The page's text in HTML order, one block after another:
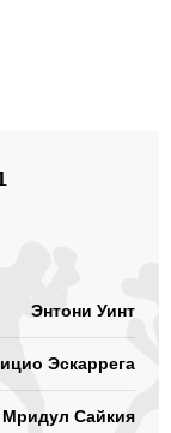
Энтони Уинт
Эскаррега
Мридул Сайкия